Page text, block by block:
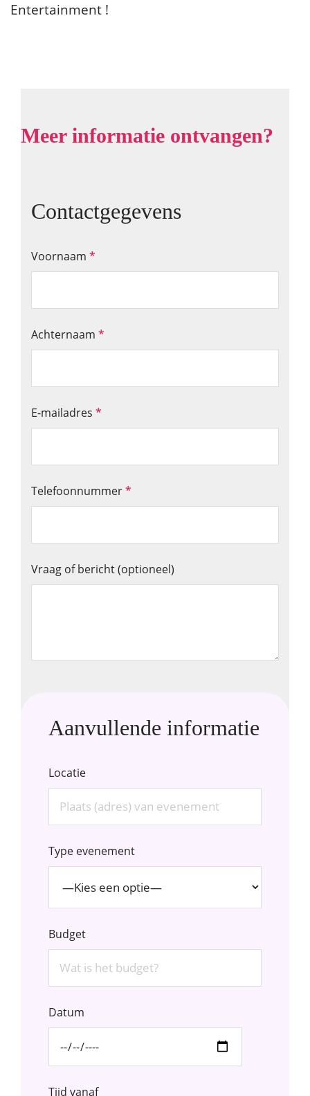
Entertainment !
Meer informatie ontvangen?
Contactgegevens
Voornaam *
Achternaam *
E-mailadres *
Telefoonnummer*
Vraag of bericht (optioneel)
Aanvullende informatie
Locatie
Type evenement
Budget
Datum
Tijd vanaf